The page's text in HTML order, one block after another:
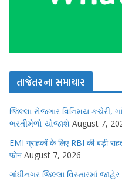
તાજેતરના સમાચાર
જિલ્લા રોજગાર વિનિમય કચેરી,
ભરતીમેળો યોજાશે August 7,
EMI ग्राहकों के लिए RBI की बड़ी
फोन August 7, 2026
ગાંધીનગર જિલ્લા વિસ્તારમાં